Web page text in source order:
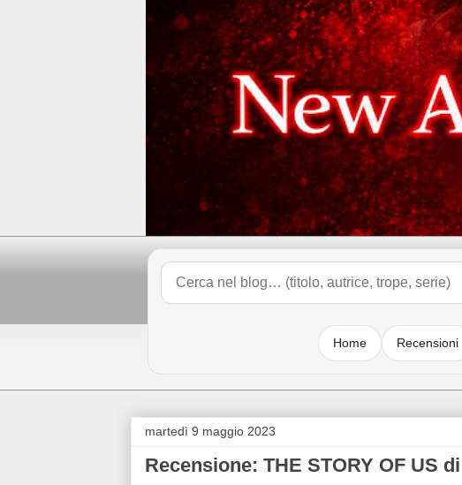
Home Recensioni
martedì 9 maggio 2023
Recensione: THE STORY OF US